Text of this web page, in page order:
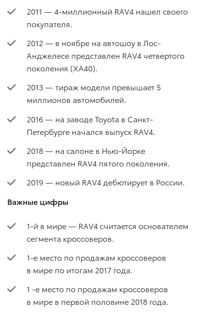
2011 — 4-миллионный RAV4 нашел своего
покупателя.
2012 — в ноябре на автошоу в Лос-
Анджелесе представлен RAV4 четвертого
поколения (XA40).
2013 — тираж модели превышает 5
миллионов автомобилей.
2016 — на заводе Toyota в Санкт-
Петербурге начался выпуск RAV4.
2018 — на салоне в Нью-Йорке
представлен RAV4 пятого поколения.
2019 — новый RAV4 дебютирует в России.
Важные цифры
1-й в мире — RAV4 считается основателем
сегмента кроссоверов.
1-е место по продажам кроссоверов
в мире по итогам 2017 года.
1 -е место по продажам кроссоверов
в мире в первой половине 2018 года.